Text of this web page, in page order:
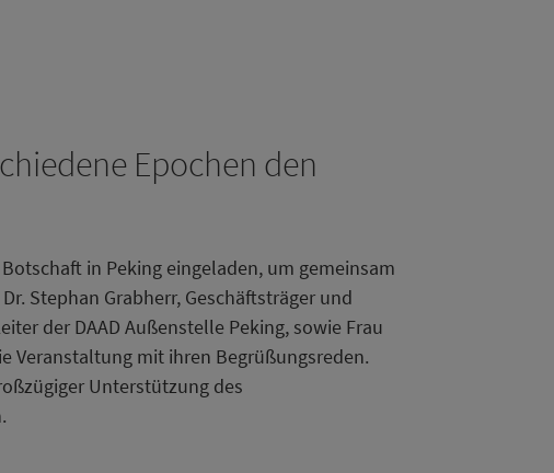
Epochen den
in Peking eingeladen, um gemeinsam
Stephan Grabherr, Geschäftsträger und
der DAAD Außenstelle Peking, sowie Frau
Veranstaltung mit ihren Begrüßungsreden.
Unterstützung des